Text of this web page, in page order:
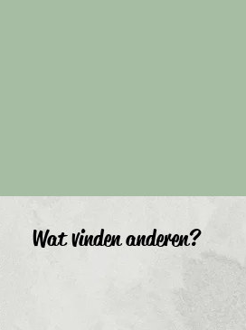
Wat vinden anderen?